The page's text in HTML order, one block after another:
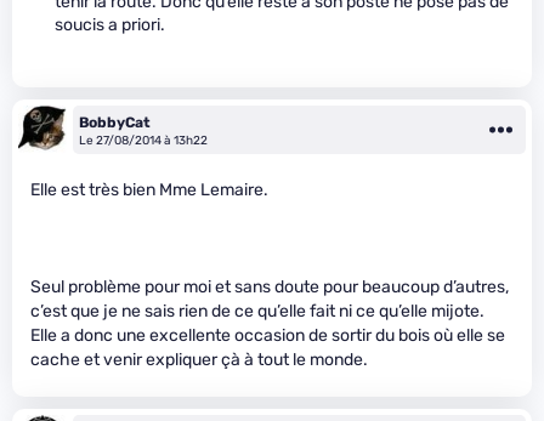
soucis a priori.
BobbyCat
Le 27/08/2014 à 13h22
Elle est très bien Mme Lemaire.
Seul problème pour moi et sans doute pour beaucoup d’autres,
c’est que je ne sais rien de ce qu’elle fait ni ce qu’elle mijote.
Elle a donc une excellente occasion de sortir du bois où elle se
cache et venir expliquer çà à tout le monde.